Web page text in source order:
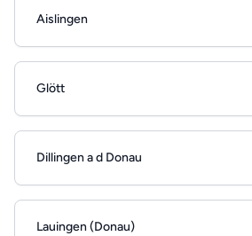
Aislingen
Glött
Dillingen a d Donau
Lauingen (Donau)